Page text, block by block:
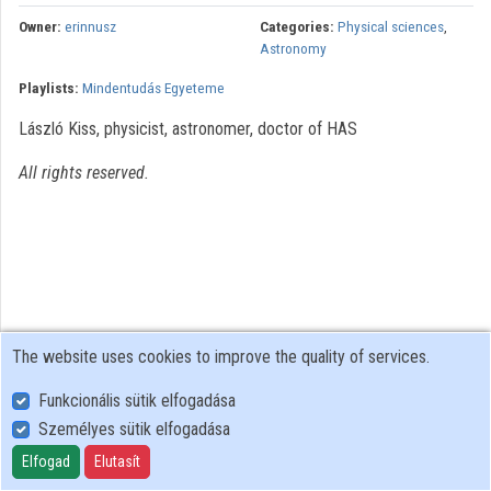
Contributors
Owner: erinnusz Categories: Physical sciences,
Astronomy
Playlists: Mindentudás Egyeteme
László Kiss, physicist, astronomer, doctor of HAS
All rights reserved.
User Policy
Adatkezelési tájékoztató (en)
Cookie Policy
The website uses cookies to improve the quality of services.
Funkcionális sütik elfogadása
Személyes sütik elfogadása
Elfogad Elutasít